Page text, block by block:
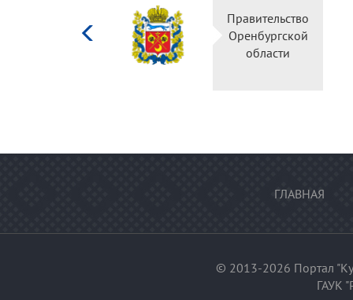
Министерство
культуры
Российской
федерации
ГЛАВНАЯ
© 2013-2026 Портал
ГАУК